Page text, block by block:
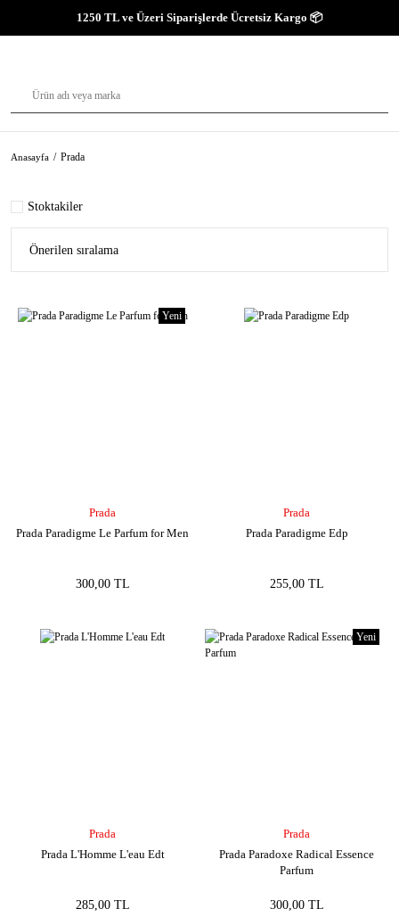
1250 TL ve Üzeri Siparişlerde Ücretsiz Kargo 📦
Anasayfa Prada
Stoktakiler
Yeni
Prada
Prada Paradigme Le Parfum for Men
300,00 TL
Prada
Prada Paradigme Edp
255,00 TL
Prada
Prada L'Homme L'eau Edt
285,00 TL
Yeni
Prada
Prada Paradoxe Radical Essence
Parfum
300,00 TL